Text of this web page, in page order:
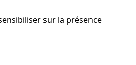
sur la présence